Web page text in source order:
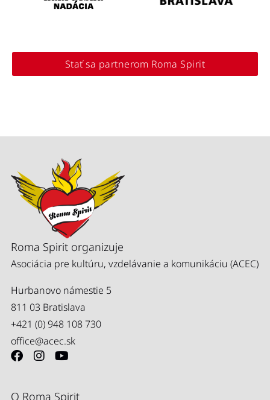
Stať sa partnerom Roma Spirit
Roma Spirit organizuje
Asociácia pre kultúru, vzdelávanie a komunikáciu (ACEC)
Hurbanovo námestie 5
811 03 Bratislava
+421 (0) 948 108 730
office@acec.sk
O Roma Spirit